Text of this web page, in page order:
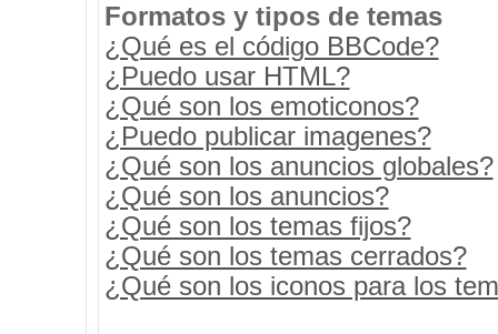
Formatos y tipos de temas
¿Qué es el código BBCode?
¿Puedo usar HTML?
¿Qué son los emoticonos?
¿Puedo publicar imagenes?
¿Qué son los anuncios globales?
¿Qué son los anuncios?
¿Qué son los temas fijos?
¿Qué son los temas cerrados?
¿Qué son los iconos para los